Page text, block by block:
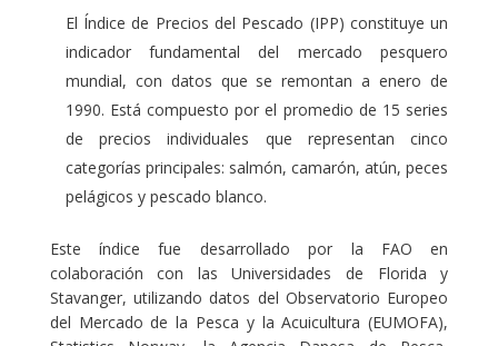
El Índice de Precios del Pescado (IPP) constituye un
indicador fundamental del mercado pesquero
mundial, con datos que se remontan a enero de
1990. Está compuesto por el promedio de 15 series
de precios individuales que representan cinco
categorías principales: salmón, camarón, atún, peces
pelágicos y pescado blanco.
Este índice fue desarrollado por la FAO en
colaboración con las Universidades de Florida y
Stavanger, utilizando datos del Observatorio Europeo
del Mercado de la Pesca y la Acuicultura (EUMOFA),